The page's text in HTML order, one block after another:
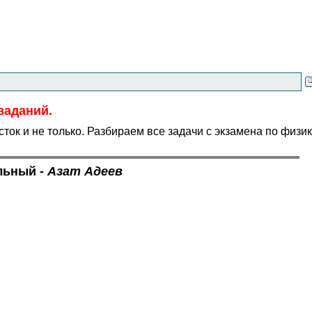
и не только. Разбираем все задачи с экзамена по
-Азат Адеев